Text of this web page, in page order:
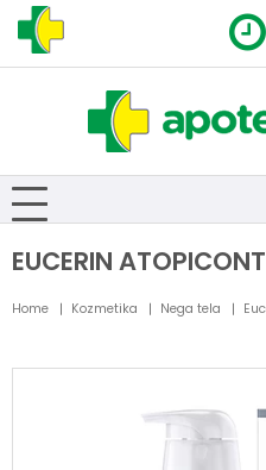
EUCERIN
Home Kozmetika Nega tela